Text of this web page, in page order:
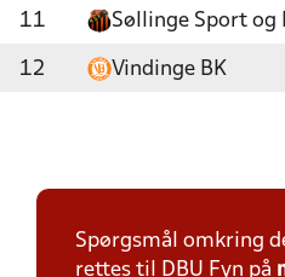
11 Søllinge Sport og
12 Vindinge BK
Spørgsmål omkring
rettes til DBU Fyn på